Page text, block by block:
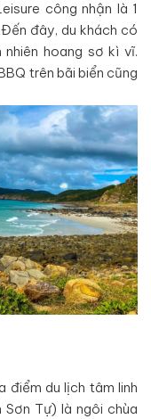
công nhận là 1
đây, du khách có
hoang sơ kì vĩ.
trên bãi biển cũng
điểm du lịch tâm linh
Sơn Tự) là ngôi chùa